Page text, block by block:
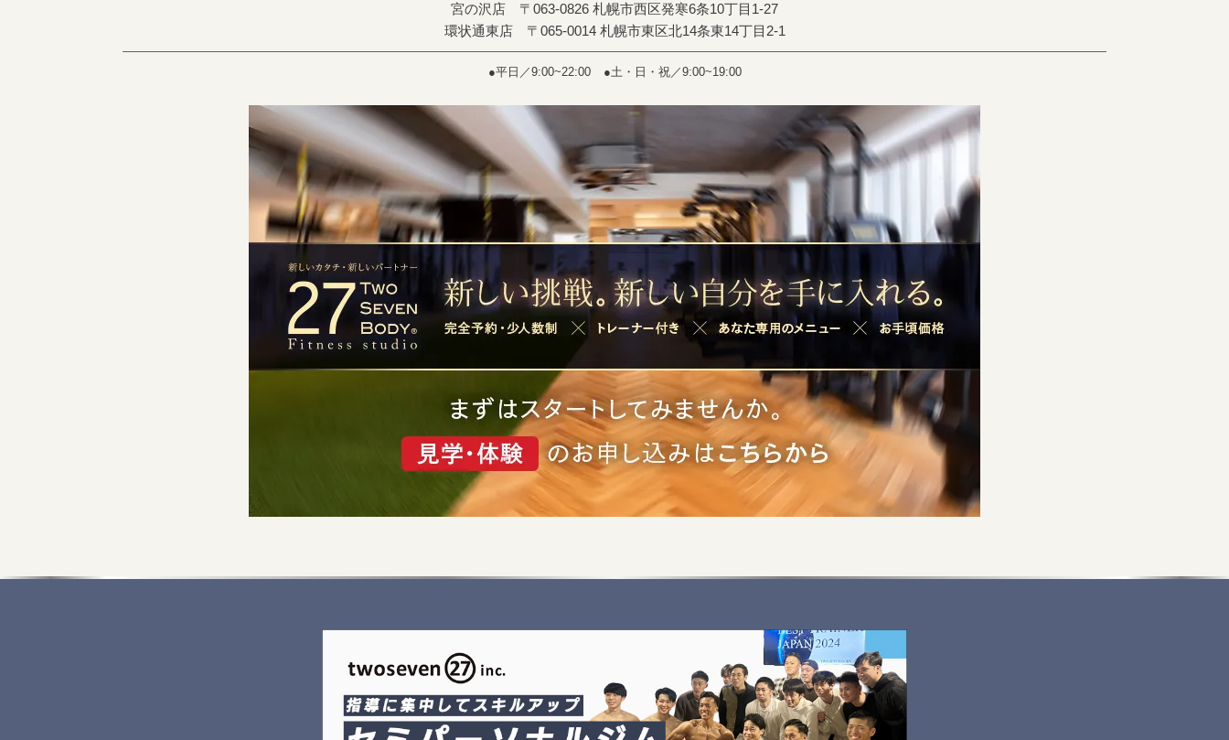
宮の沢店 〒063-0826 札幌市西区発寒6条10丁目1-27
環状通東店 〒065-0014 札幌市東区北14条東14丁目2-1
●平日／9:00~22:00 ●土・日・祝／9:00~19:00